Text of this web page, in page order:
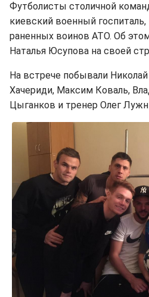
Футболисты столичной
киевский военный
раненных воинов АТО. Об
Наталья Юсупова на своей
На встрече побывали
Хачериди, Максим Коваль,
Цыганков и тренер Олег